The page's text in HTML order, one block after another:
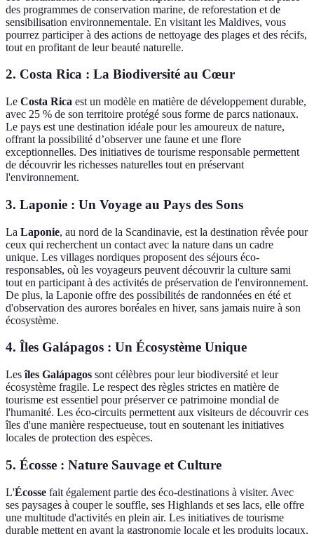
des programmes de conservation marine, de reforestation et de
sensibilisation environnementale. En visitant les Maldives, vous
pourrez participer à des actions de nettoyage des plages et des récifs,
tout en profitant de leur beauté naturelle.
2. Costa Rica : La Biodiversité au Cœur
Le Costa Rica est un modèle en matière de développement durable,
avec 25 % de son territoire protégé sous forme de parcs nationaux.
Le pays est une destination idéale pour les amoureux de nature,
offrant la possibilité d’observer une faune et une flore
exceptionnelles. Des initiatives de tourisme responsable permettent
de découvrir les richesses naturelles tout en préservant
l'environnement.
3. Laponie : Un Voyage au Pays des Sons
La Laponie, au nord de la Scandinavie, est la destination rêvée pour
ceux qui recherchent un contact avec la nature dans un cadre
unique. Les villages nordiques proposent des séjours éco-
responsables, où les voyageurs peuvent découvrir la culture sami
tout en participant à des activités de préservation de l'environnement.
De plus, la Laponie offre des possibilités de randonnées en été et
d'observation des aurores boréales en hiver, sans jamais nuire à son
écosystème.
4. Îles Galápagos : Un Écosystème Unique
Lesîles Galápagos sont célèbres pour leur biodiversité et leur
écosystème fragile. Le respect des règles strictes en matière de
tourisme est essentiel pour préserver ce patrimoine mondial de
l'humanité. Les éco-circuits permettent aux visiteurs de découvrir ces
îles d'une manière respectueuse, tout en soutenant les initiatives
locales de protection des espèces.
5. Écosse : Nature Sauvage et Culture
L'Écosse fait également partie des éco-destinations à visiter. Avec
ses paysages à couper le souffle, ses Highlands et ses lacs, elle offre
une multitude d'activités en plein air. Les initiatives de tourisme
durable mettent en avant la gastronomie locale et les produits locaux,